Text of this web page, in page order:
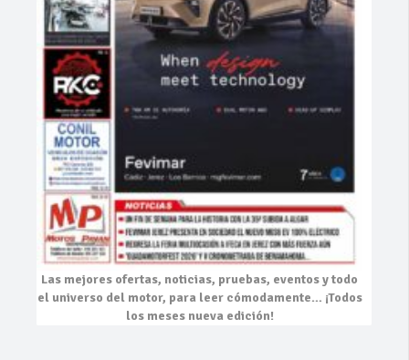
Las mejores ofertas, noticias, pruebas, eventosy todo
el universo del motor, para leer cómodamente… ¡Todos
los meses nueva edición!